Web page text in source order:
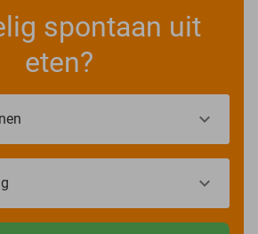
spontaan uit
eten?